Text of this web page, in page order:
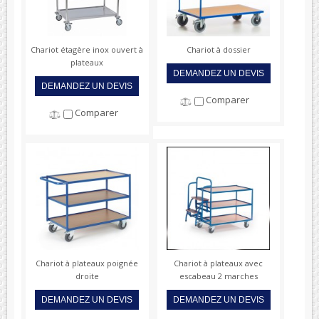
Chariot étagère inox ouvert à
plateaux
DEMANDEZ UN DEVIS
Comparer
Chariot à dossier
DEMANDEZ UN DEVIS
Comparer
Chariot à plateaux poignée
droite
DEMANDEZ UN DEVIS
Chariot à plateaux avec
escabeau 2 marches
DEMANDEZ UN DEVIS